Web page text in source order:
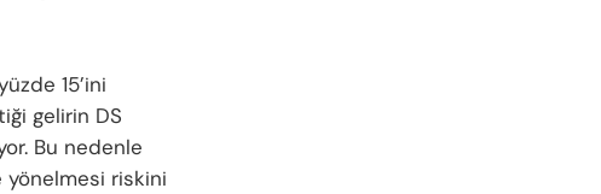
15’ini
gelirin DS
Bu nedenle
yönelmesi riskini